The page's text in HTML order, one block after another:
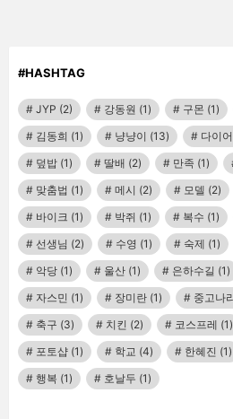
#HASHTAG
JYP (2) 강동원 (1) 구몬 (1)
김동희 (1) 냥냥이 (13) 다이
덮밥 (1) 딸배 (2) 만족 (1)
맞춤법 (1) 메시 (2) 모델 (2)
바이크 (1) 박쥐 (1) 복수 (1)
선생님 (2) 수영 (1) 숙제 (1)
악당 (1) 울산 (1) 은하수길 (1)
자스민 (1) 장미란 (1) 중고나
축구 (3) 치킨 (2) 코스프레 (1)
포토샵 (1) 학교 (4) 한혜진 (1)
행복 (1) 호날두 (1)